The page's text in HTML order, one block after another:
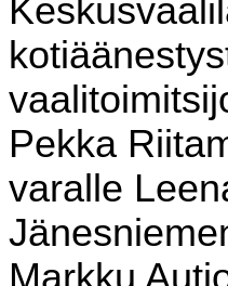
Pekka
varalle
Markku